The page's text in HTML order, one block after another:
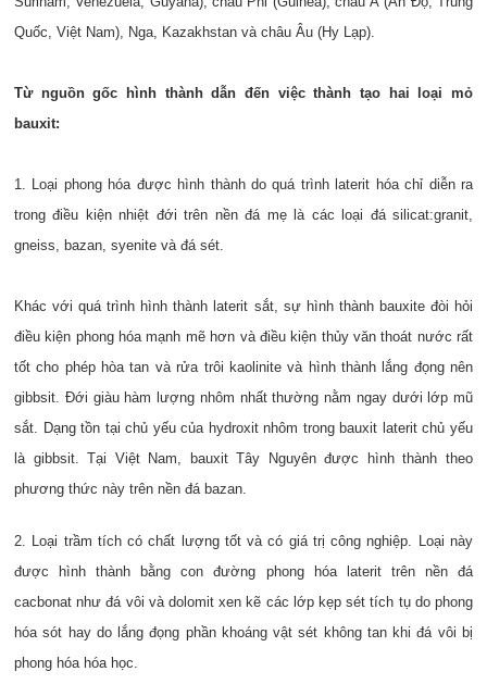
Quốc, Việt Nam), Nga, Kazakhstan và châu Âu (Hy Lạp).
Từ nguồn gốc hình thành dẫn đến việc thành tạo hai loại mỏ
bauxit:
1. Loại phong hóa được hình thành do quá trình laterit hóa chỉ diễn ra
trong điều kiện nhiệt đới trên nền đá mẹ là các loại đá silicat:granit,
gneiss, bazan, syenite và đá sét.
Khác với quá trình hình thành laterit sắt, sự hình thành bauxite đòi hỏi
điều kiện phong hóa mạnh mẽ hơn và điều kiện thủy văn thoát nước rất
tốt cho phép hòa tan và rửa trôi kaolinite và hình thành lắng đọng nên
gibbsit. Đới giàu hàm lượng nhôm nhất thường nằm ngay dưới lớp mũ
sắt. Dạng tồn tại chủ yếu của hydroxit nhôm trong bauxit laterit chủ yếu
là gibbsit. Tại Việt Nam, bauxit Tây Nguyên được hình thành theo
phương thức này trên nền đá bazan.
2. Loại trầm tích có chất lượng tốt và có giá trị công nghiệp. Loại này
được hình thành bằng con đường phong hóa laterit trên nền đá
cacbonat như đá vôi và dolomit xen kẽ các lớp kẹp sét tích tụ do phong
hóa sót hay do lắng đọng phần khoáng vật sét không tan khi đá vôi bị
phong hóa hóa học.